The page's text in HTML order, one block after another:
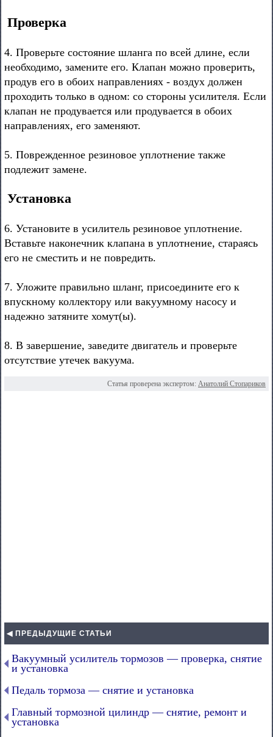
Проверка
4. Проверьте состояние шланга по всей длине, если
необходимо, замените его. Клапан можно проверить,
продув его в обоих направлениях - воздух должен
проходить только в одном: со стороны усилителя. Если
клапан не продувается или продувается в обоих
направлениях, его заменяют.
5. Поврежденное резиновое уплотнение также
подлежит замене.
Установка
6. Установите в усилитель резиновое уплотнение.
Вставьте наконечник клапана в уплотнение, стараясь
его не сместить и не повредить.
7. Уложите правильно шланг, присоедините его к
впускному коллектору или вакуумному насосу и
надежно затяните хомут(ы).
8. В завершение, заведите двигатель и проверьте
отсутствие утечек вакуума.
Статья проверена экспертом: Анатолий Стопариков
◀ ПРЕДЫДУЩИЕ СТАТЬИ
Вакуумный усилитель тормозов — проверка, снятие
и установка
Педаль тормоза — снятие и установка
Главный тормозной цилиндр — снятие, ремонт и
установка